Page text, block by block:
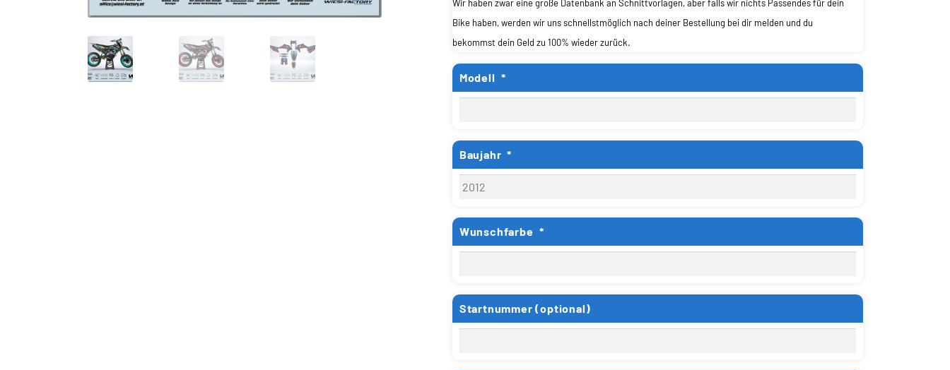
Wir haben zwar eine große Datenbank an Schnittvorlagen, aber falls wir nichts Passendes für dein
Bike haben, werden wir uns schnellstmöglich nach deiner Bestellung bei dir melden und du
bekommst dein Geld zu 100% wieder zurück.
Modell *
Baujahr *
Wunschfarbe *
Startnummer (optional)